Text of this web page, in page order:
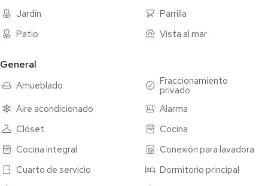
• Sala
• Comedor
• Cuarto de lavado
• Cochera para dos autos
• Patio trasero con área de asador, barra y pasillo lateral
Segundo nivel:
• 3 recámaras con clóset
• 2 baños completos
• Estudio
Jardín
Parrilla
Patio
Vista al mar
General
Amueblado
Fraccionamiento
privado
Aire acondicionado
Alarma
Clóset
Cocina
Cocina integral
Conexión para lavadora
Cuarto de servicio
Dormitorio principal